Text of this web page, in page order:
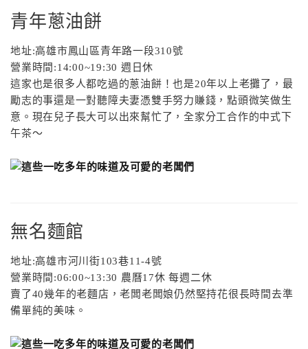
青年蔥油餅
地址:高雄市鳳山區青年路一段310號
營業時間 :14:00~19:30 週日休
這家也是很多人都吃過的蔥油餅！也是20年以上老攤了，最
勵志的事還是一對聽障夫妻憑雙手努力賺錢，點頭微笑做生
意。現在兒子長大可以出來幫忙了，全家分工合作的中式下
午茶～
無名麵館
地址:高雄市河川街103巷11-4號
營業時間 :06:00~13:30 農曆17休 每週二休
賣了40幾年的老麵店，老闆老闆娘仍然堅持花很長時間去準
備單純的美味。